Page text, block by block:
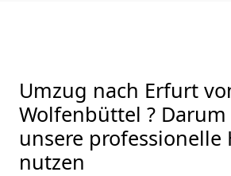
Umzug nach Erfurt
Wolfenbüttel ?
unsere professionelle
nutzen